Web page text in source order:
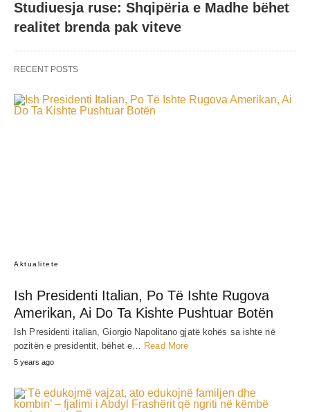
Studiuesja ruse: Shqipëria e Madhe bëhet
realitet brenda pak viteve
RECENT POSTS
Aktualitete
Ish Presidenti Italian, Po Të Ishte Rugova
Amerikan, Ai Do Ta Kishte Pushtuar Botën
Ish Presidenti italian, Giorgio Napolitano gjatë kohës sa ishte në
pozitën e presidentit, bëhet e… Read More
5 years ago